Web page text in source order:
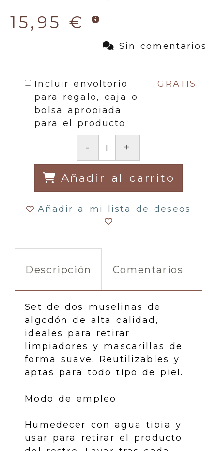
15,95 €
Sin comentarios
Incluir envoltorio
para regalo, caja o
bolsa apropiada
para el producto
GRATIS
- +
Añadir al carrito
Añadir a mi lista de deseos
Descripción Comentarios
Set de dos muselinas de
algodón de alta calidad,
ideales para retirar
limpiadores y mascarillas de
forma suave. Reutilizables y
aptas para todo tipo de piel.
Modo de empleo
Humedecer con agua tibia y
usar para retirar el producto